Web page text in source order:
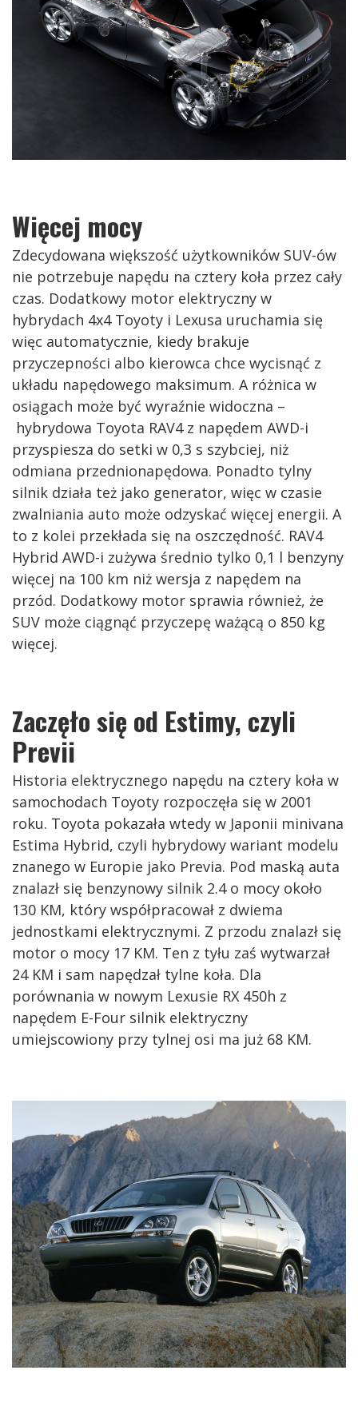
Więcej mocy
Zdecydowana większość użytkowników SUV-ów
nie potrzebuje napędu na cztery koła przez cały
czas. Dodatkowy motor elektryczny w
hybrydach 4x4 Toyoty i Lexusa uruchamia się
więc automatycznie, kiedy brakuje
przyczepności albo kierowca chce wycisnąć z
układu napędowego maksimum. A różnica w
osiągach może być wyraźnie widoczna –
hybrydowa Toyota RAV4 z napędem AWD-i
przyspiesza do setki w 0,3 s szybciej, niż
odmiana przednionapędowa. Ponadto tylny
silnik działa też jako generator, więc w czasie
zwalniania auto może odzyskać więcej energii. A
to z kolei przekłada się na oszczędność. RAV4
Hybrid AWD-i zużywa średnio tylko 0,1 l benzyny
więcej na 100 km niż wersja z napędem na
przód. Dodatkowy motor sprawia również, że
SUV może ciągnąć przyczepę ważącą o 850 kg
więcej.
Zaczęło się od Estimy, czyli
Previi
Historia elektrycznego napędu na cztery koła w
samochodach Toyoty rozpoczęła się w 2001
roku. Toyota pokazała wtedy w Japonii minivana
Estima Hybrid, czyli hybrydowy wariant modelu
znanego w Europie jako Previa. Pod maską auta
znalazł się benzynowy silnik 2.4 o mocy około
130 KM, który współpracował z dwiema
jednostkami elektrycznymi. Z przodu znalazł się
motor o mocy 17 KM. Ten z tyłu zaś wytwarzał
24 KM i sam napędzał tylne koła. Dla
porównania w nowym Lexusie RX 450h z
napędem E-Four silnik elektryczny
umiejscowiony przy tylnej osi ma już 68 KM.